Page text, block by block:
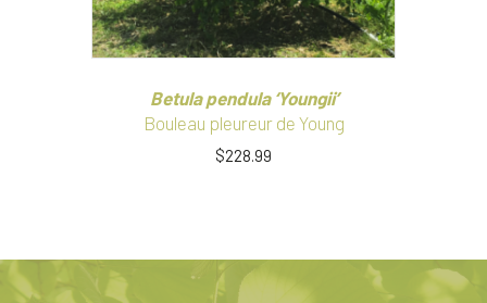
page
du
produit
Betula pendula ‘Youngii’
Bouleau pleureur de Young
$228.99
plusieurs
variations.